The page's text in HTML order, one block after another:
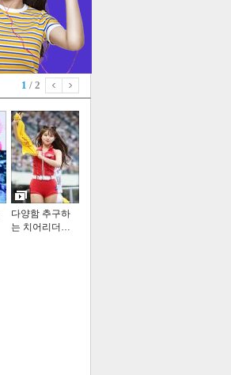
1 / 2
다양함 추구하
는 치어리더…